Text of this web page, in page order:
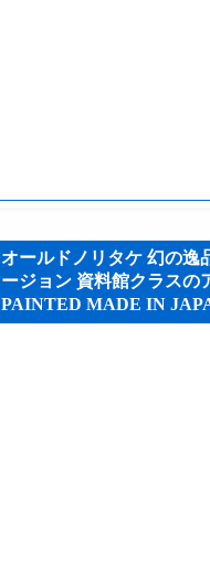
オールドノリタケ 幻の逸
ージョン 資料館クラス
PAINTED MADE IN